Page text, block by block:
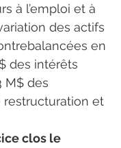
à l’emploi et à
des actifs
en
des intérêts
M$ des
restructuration et
clos le